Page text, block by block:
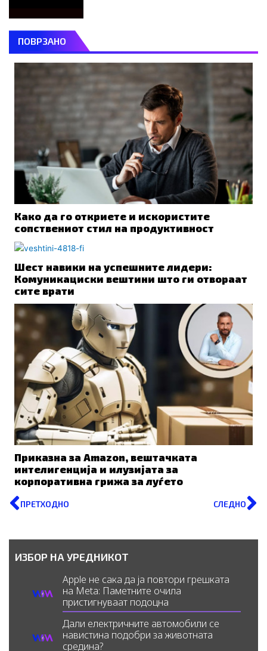
ПОВРЗАНО
Како да го откриете и искористите
сопствениот стил на продуктивност
Шест навики на успешните лидери:
Комуникациски вештини што ги отвораат
сите врати
Приказна за Amazon, вештачката
интелигенција и илузијата за
корпоративна грижа за луѓето
Prev
ПРЕТХОДНО СЛЕДНО
ИЗБОР НА УРЕДНИКОТ
Apple не сака да ја повтори грешката
на Meta: Паметните очила
пристигнуваат подоцна
Дали електричните автомобили се
навистина подобри за животната
средина?